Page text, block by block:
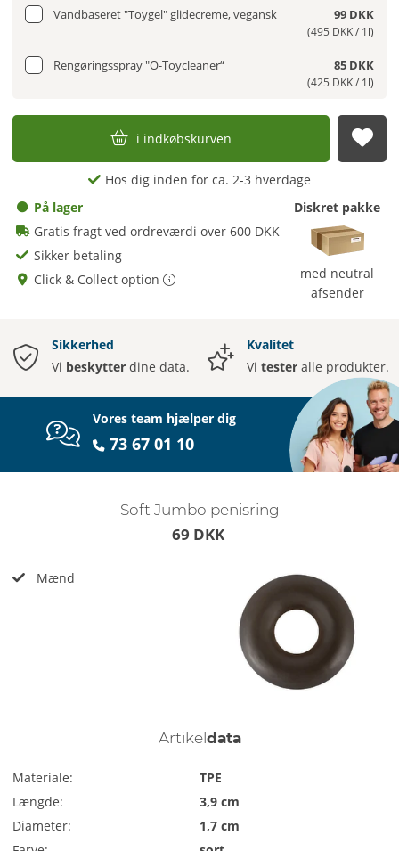
Vandbaseret "Toygel" glidecreme, vegansk 99 DKK
(495 DKK / 1l)
Rengøringsspray "O-Toycleaner“ 85 DKK
(425 DKK / 1l)
i indkøbskurven
Hos dig inden for ca. 2-3 hverdage
På lager
Gratis fragt ved ordreværdi over 600 DKK
Sikker betaling
Click & Collect option
Diskret pakke
med neutral
afsender
Sikkerhed
Vi beskytter dine data.
Kvalitet
Vi tester alle produkter.
Vores team hjælper dig
73 67 01 10
Soft Jumbo penisring
69 DKK
Mænd
Artikel data
Materiale:
TPE
Længde:
3,9 cm
Diameter:
1,7 cm